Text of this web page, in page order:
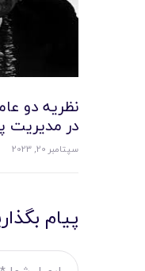
نظریه دو
در مدیریت
سپتامبر 20, 2023
پیام